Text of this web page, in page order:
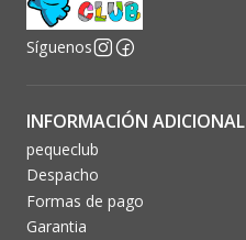
Síguenos
INFORMACIÓN ADICIONAL
pequeclub
Despacho
Formas de pago
Garantia